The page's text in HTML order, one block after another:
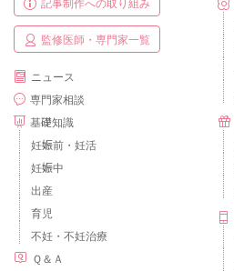
監修医師・専門家一覧
ニュース
専門家相談
基礎知識
妊娠前・妊活
妊娠中
出産
育児
不妊・不妊治療
Ｑ＆Ａ